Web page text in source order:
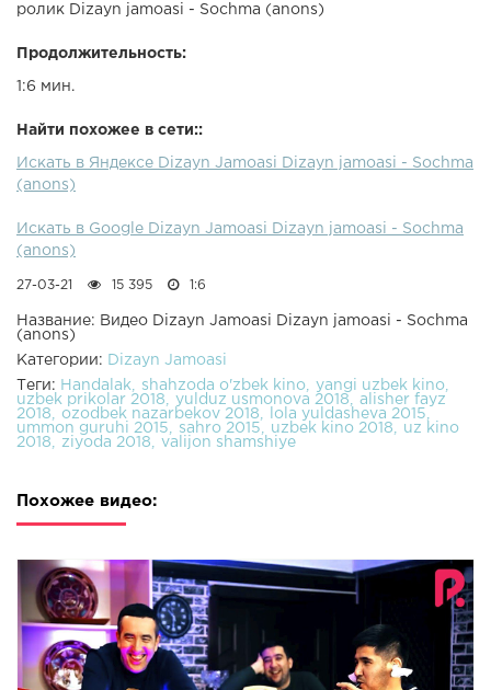
ролик Dizayn jamoasi - Sochma (anons)
Продолжительность:
1:6 мин.
Найти похожее в сети::
Искать в Яндексе Dizayn Jamoasi Dizayn jamoasi - Sochma
(anons)
Искать в Google Dizayn Jamoasi Dizayn jamoasi - Sochma
(anons)
27-03-21 15 395 1:6
Название: Видео Dizayn Jamoasi Dizayn jamoasi - Sochma
(anons)
Категории:
Dizayn Jamoasi
Теги: Handalak shahzoda o'zbek kino
yangi uzbek kino
uzbek prikolar 2018
yulduz usmonova 2018
alisher fayz
2018
ozodbek nazarbekov 2018
lola yuldasheva 2015
ummon guruhi 2015
sahro 2015 uzbek kino 2018
uz kino
2018
ziyoda 2018 valijon shamshiye
Похожее видео: